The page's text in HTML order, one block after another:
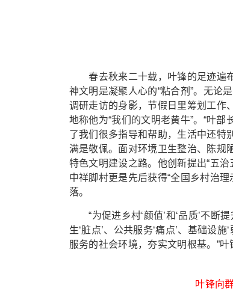
春去秋来二十载，叶锋的足迹遍布
神文明是凝聚人心的“粘合剂”。无论
调研走访的身影，节假日里筹划工作
地称他为“我们的文明老黄牛”。“叶
了我们很多指导和帮助，生活中还特
满是敬佩。面对环境卫生整治、陈规
特色文明建设之路。他创新提出“五
中祥脚村更是先后获得“全国乡村治
落。
“为促进乡村‘颜值’和‘品质’不断提
生‘脏点’、公共服务‘痛点’、基础设
服务的社会环境，夯实文明根基。”叶
叶锋向